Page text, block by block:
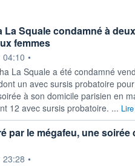
La Squale condamné à
femmes
04:10 •
La Squale a été condamné
un avec sursis probatoire
à son domicile parisien en
12 avec sursis probatoire. ...
par le mégafeu, une soirée
23:28 •